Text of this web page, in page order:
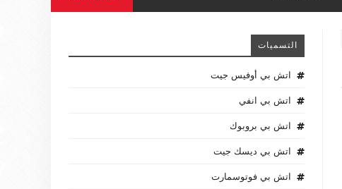
التسميات
اتش بي أوفيس جيت
اتش بي انفي
اتش بي بروبوك
اتش بي ديسك جيت
اتش بي فوتوسمارت